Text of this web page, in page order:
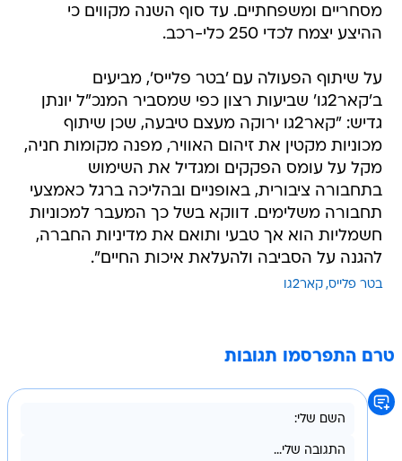
מסחריים ומשפחתיים. עד סוף השנה מקווים כי
ההיצע יצמח לכדי 250 כלי-רכב.
על שיתוף הפעולה עם 'בטר פלייס', מביעים
ב'קאר2גו' שביעות רצון כפי שמסביר המנכ"ל יונתן
גדיש: "קאר2גו ירוקה מעצם טיבעה, שכן שיתוף
מכוניות מקטין את זיהום האוויר, מפנה מקומות חניה,
מקל על עומס הפקקים ומגדיל את השימוש
בתחבורה ציבורית, באופניים ובהליכה ברגל כאמצעי
תחבורה משלימים. דווקא בשל כך המעבר למכוניות
חשמליות הוא אך טבעי ותואם את מדיניות החברה,
להגנה על הסביבה ולהעלאת איכות החיים".
בטר פלייס קאר2גו
טרם התפרסמו תגובות